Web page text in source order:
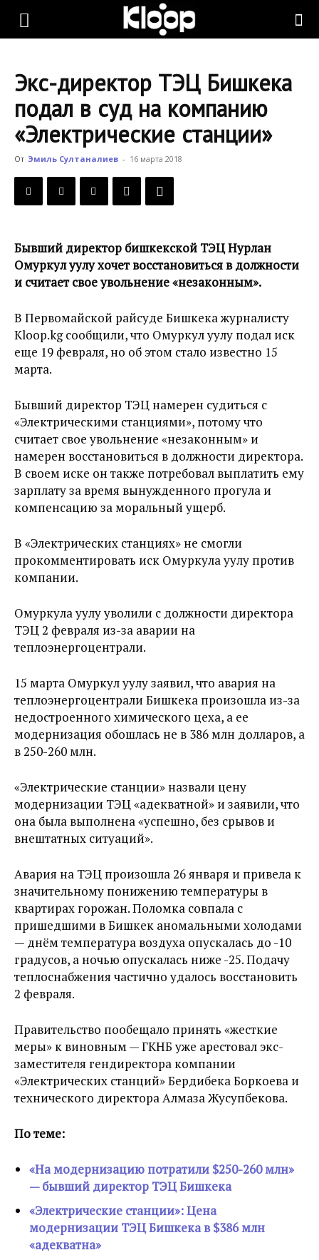
KLOOP.KG
Новости
Кыргызстана
Экс-директор ТЭЦ Бишкека
подал в суд на компанию
«Электрические станции»
От Эмиль Султаналиев - 16 марта 2018
Бывший директор бишкекской ТЭЦ Нурлан
Омуркул уулу хочет восстановиться в должности
и считает свое увольнение «незаконным».
В Первомайской райсуде Бишкека журналисту
Kloop.kg сообщили, что Омуркул уулу подал иск
еще 19 февраля, но об этом стало известно 15
марта.
Бывший директор ТЭЦ намерен судиться с
«Электрическими станциями», потому что
считает свое увольнение «незаконным» и
намерен восстановиться в должности директора.
В своем иске он также потребовал выплатить ему
зарплату за время вынужденного прогула и
компенсацию за моральный ущерб.
В «Электрических станциях» не смогли
прокомментировать иск Омуркула уулу против
компании.
Омуркула уулу уволили с должности директора
ТЭЦ 2 февраля из-за аварии на
теплоэнергоцентрали.
15 марта Омуркул уулу заявил, что авария на
теплоэнергоцентрали Бишкека произошла из-за
недостроенного химического цеха, а ее
модернизация обошлась не в 386 млн долларов, а
в 250-260 млн.
«Электрические станции» назвали цену
модернизации ТЭЦ «адекватной» и заявили, что
она была выполнена «успешно, без срывов и
внештатных ситуаций».
Авария на ТЭЦ произошла 26 января и привела к
значительному понижению температуры в
квартирах горожан. Поломка совпала с
пришедшими в Бишкек аномальными холодами
— днём температура воздуха опускалась до -10
градусов, а ночью опускалась ниже -25. Подачу
теплоснабжения частично удалось восстановить
2 февраля.
Правительство пообещало принять «жесткие
меры» к виновным — ГКНБ уже арестовал экс-
заместителя гендиректора компании
«Электрических станций» Бердибека Боркоева и
технического директора Алмаза Жусупбекова.
По теме:
«На модернизацию потратили $250-260 млн»
— бывший директор ТЭЦ Бишкека
«Электрические станции»: Цена
модернизации ТЭЦ Бишкека в $386 млн
«адекватна»